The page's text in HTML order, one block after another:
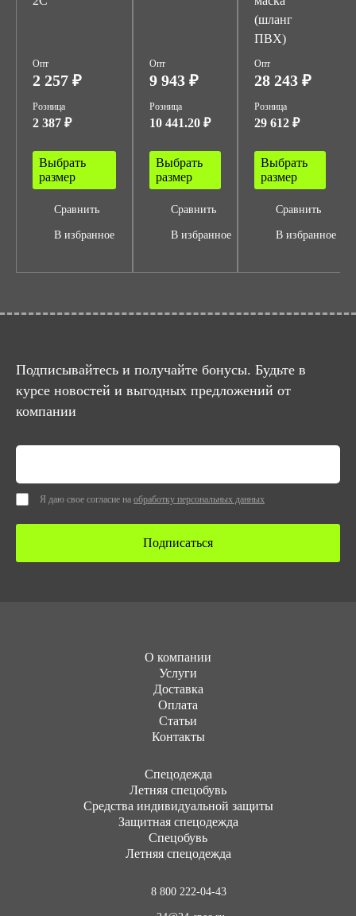
Опт
2 257 ₽
Розница
2 387 ₽
Выбрать
размер
Сравнить
В избранное
Опт
9 943 ₽
Розница
10 441.20 ₽
Выбрать
размер
Сравнить
В избранное
(шланг
ПВХ)
Опт
28 243 ₽
Розница
29 612 ₽
Выбрать
размер
Сравнить
В избранное
Подписывайтесь и получайте бонусы. Будьте в
курсе новостей и выгодных предложений от
компании
Я даю свое согласие на обработку персональных данных
Подписаться
О компании
Услуги
Доставка
Оплата
Статьи
Контакты
Cпецодежда
Летняя спецобувь
Средства индивидуальной защиты
Защитная спецодежда
Спецобувь
Летняя спецодежда
8 800 222-04-43